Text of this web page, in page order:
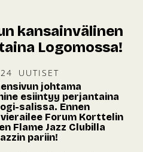
kansainvälinen
Logomossa!
UUTISET
johtama
esiintyy perjantaina
salissa. Ennen
Forum Korttelin
Flame Jazz Clubilla
pariin!